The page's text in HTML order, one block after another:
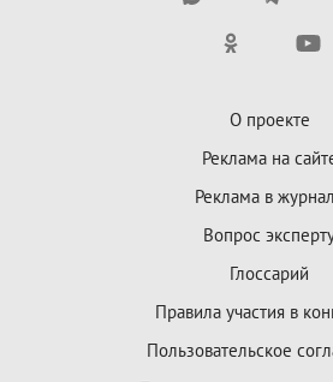
О проекте
Реклама на
Реклама в
Вопрос
Глоссарий
Правила участия в
Пользовательское